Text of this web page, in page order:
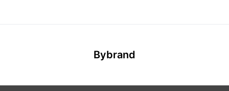
Bybrand